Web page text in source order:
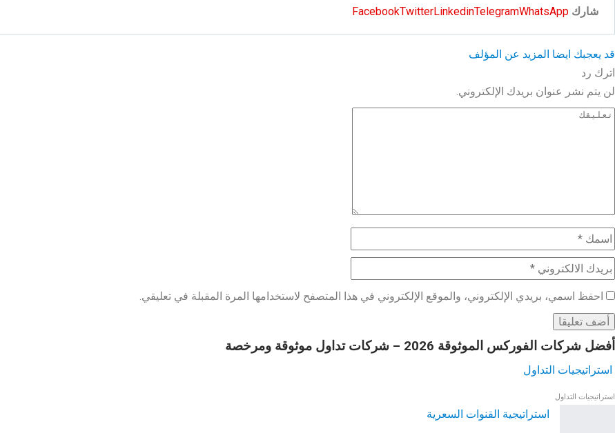
شارك
FacebookTwitterLinkedinTelegramWhatsApp
قد يعجبك ايضا المزيد عن المؤلف
اترك رد
لن يتم نشر عنوان بريدك الإلكتروني.
احفظ اسمي، بريدي الإلكتروني، والموقع الإلكتروني في هذا المتصفح لاستخدامها المرة المقبلة في تعليقي.
أفضل شركات الفوركس الموثوقة 2026 – شركات تداول موثوقة ومرخصة
استراتيجيات التداول
استراتيجيات التداول
استراتيجية القنوات السعرية